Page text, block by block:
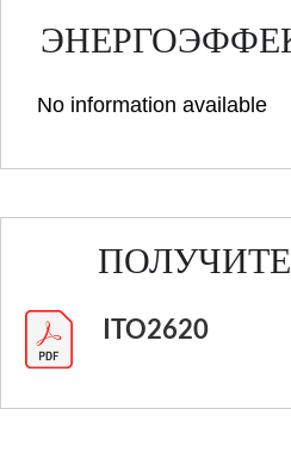
No information available
ITO2620